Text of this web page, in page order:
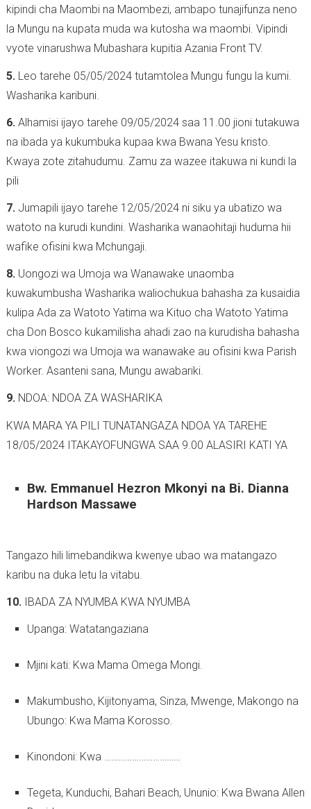
kipindi cha Maombi na Maombezi, ambapo tunajifunza neno
la Mungu na kupata muda wa kutosha wa maombi. Vipindi
vyote vinarushwa Mubashara kupitia Azania Front TV.
5. Leo tarehe 05/05/2024 tutamtolea Mungu fungu la kumi.
Washarika karibuni.
6. Alhamisi ijayo tarehe 09/05/2024 saa 11.00 jioni tutakuwa
na ibada ya kukumbuka kupaa kwa Bwana Yesu kristo.
Kwaya zote zitahudumu. Zamu za wazee itakuwa ni kundi la
pili
7. Jumapili ijayo tarehe 12/05/2024 ni siku ya ubatizo wa
watoto na kurudi kundini. Washarika wanaohitaji huduma hii
wafike ofisini kwa Mchungaji.
8. Uongozi wa Umoja wa Wanawake unaomba
kuwakumbusha Washarika waliochukua bahasha za kusaidia
kulipa Ada za Watoto Yatima wa Kituo cha Watoto Yatima
cha Don Bosco kukamilisha ahadi zao na kurudisha bahasha
kwa viongozi wa Umoja wa wanawake au ofisini kwa Parish
Worker. Asanteni sana, Mungu awabariki.
9. NDOA: NDOA ZA WASHARIKA
KWA MARA YA PILI TUNATANGAZA NDOA YA TAREHE
18/05/2024 ITAKAYOFUNGWA SAA 9.00 ALASIRI KATI YA
Bw. Emmanuel Hezron Mkonyi na Bi. Dianna
Hardson Massawe
Tangazo hili limebandikwa kwenye ubao wa matangazo
karibu na duka letu la vitabu.
10. IBADA ZA NYUMBA KWA NYUMBA
Upanga: Watatangaziana
Mjini kati: Kwa Mama Omega Mongi.
Makumbusho, Kijitonyama, Sinza, Mwenge, Makongo na
Ubungo: Kwa Mama Korosso.
Kinondoni: Kwa ……………………………
Tegeta, Kunduchi, Bahari Beach, Ununio: Kwa Bwana Allen